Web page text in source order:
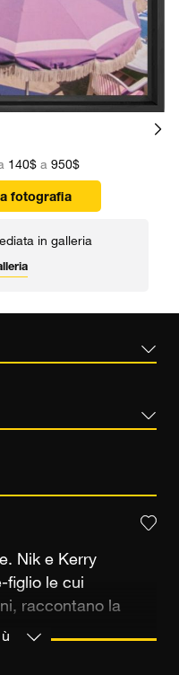
140$ a 950$
fotografia
in galleria
Nik e Kerry
figlio le cui
raccontano la
La visione di Nik,